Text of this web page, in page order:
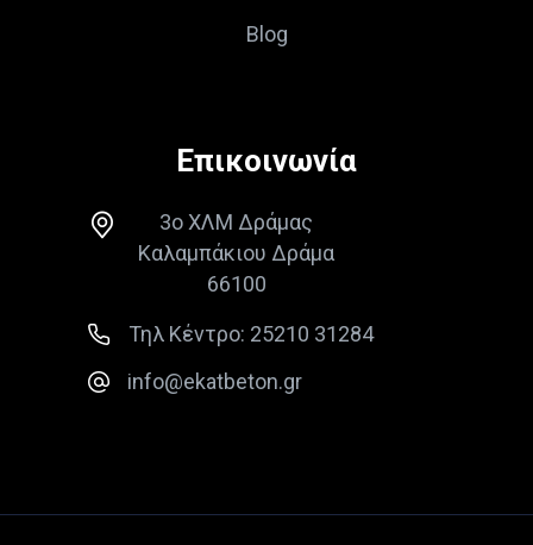
Blog
Επικοινωνία
3ο ΧΛΜ Δράμας
Καλαμπάκιου Δράμα
66100
Τηλ Κέντρο: 25210 31284
info@ekatbeton.gr